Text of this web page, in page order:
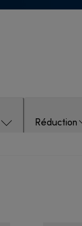
Réduction